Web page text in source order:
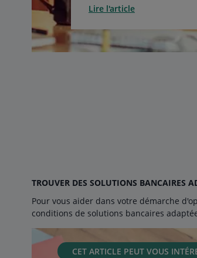
Lire l'article
TROUVER DES SOLUTIONS BANCAIRES
Pour vous aider dans votre démarche
conditions de solutions bancaires
CET ARTICLE PEUT VOUS